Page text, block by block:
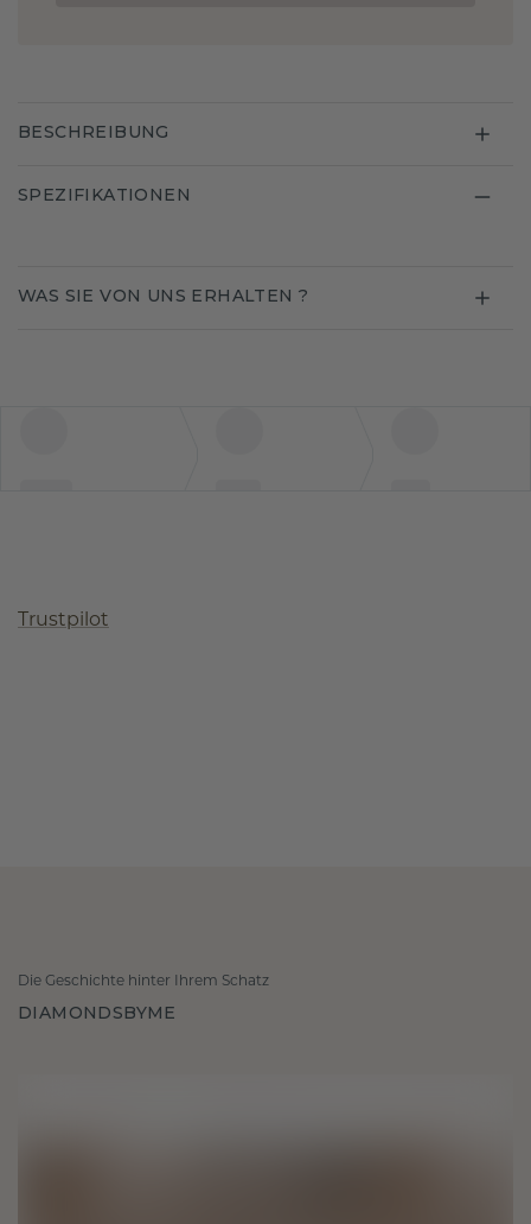
BESCHREIBUNG
SPEZIFIKATIONEN
WAS SIE VON UNS ERHALTEN ?
Trustpilot
Die Geschichte hinter Ihrem Schatz
DIAMONDSBYME